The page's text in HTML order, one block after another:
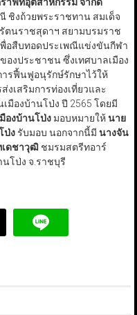
ฟท์อุตสาหกรรม จำกัด
ชิงถ้วยพระราชทาน สมเด็จ
ตนราชสุดาฯ สยามบรมราช
พื่อสืบทอดประเพณีแข่งขันกีฬา
องประชาชน ซึ่งเทศบาลเมือง
รฟื้นฟูอนุรักษ์รักษาไว้ให้
เสริมการท่องเที่ยวและ
องบ้านโป่ง ปี 2565 โดยมี
องบ้านโป่งมอบหมายให้นาย
ป่ง รับมอบ นอกจากนี้มี นางจัน
ดชาวุฒิชมรมสตรีทอาร์
โป่ง จ.ราชบุรี